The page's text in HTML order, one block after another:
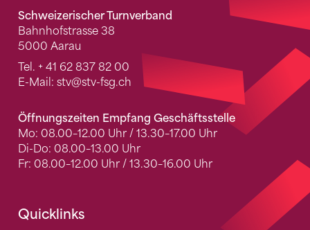
Schweizerischer Turnverband
Bahnhofstrasse 38
5000 Aarau
Tel. + 41 62 837 82 00
E-Mail: stv@stv-fsg.ch
Öffnungszeiten Empfang Geschäftsstelle
Mo: 08.00–12.00 Uhr / 13.30–17.00 Uhr
Di-Do: 08.00–13.00 Uhr
Fr: 08.00–12.00 Uhr / 13.30–16.00 Uhr
Quicklinks